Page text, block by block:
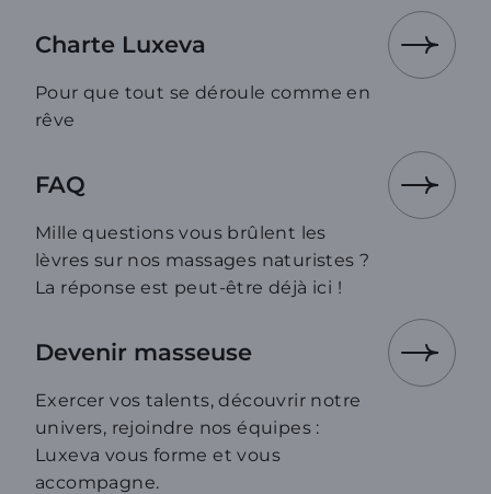
Charte Luxeva
Pour que tout se déroule comme en
rêve
FAQ
Mille questions vous brûlent les
lèvres sur nos massages naturistes ?
La réponse est peut-être déjà ici !
Devenir masseuse
Exercer vos talents, découvrir notre
univers, rejoindre nos équipes :
Luxeva vous forme et vous
accompagne.